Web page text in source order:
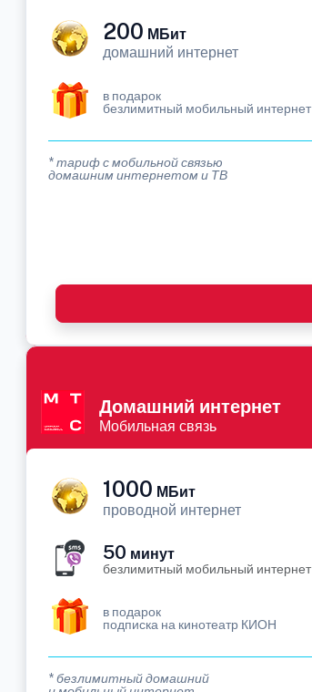
200 МБит
домашний интернет
в подарок
безлимитный мобильный интернет
* тариф с мобильной связью
домашним интернетом и ТВ
Домашний интернет
Мобильная связь
1000 МБит
проводной интернет
50 минут
безлимитный мобильный интернет
в подарок
подписка на кинотеатр КИОН
* безлимитный домашний